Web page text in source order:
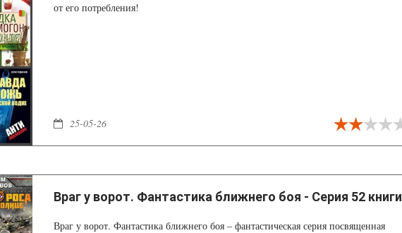
от его потребления!
25-05-26
Враг у ворот. Фантастика ближнего боя - Серия 52 книги
Враг у ворот. Фантастика ближнего боя – фантастическая серия посвященная